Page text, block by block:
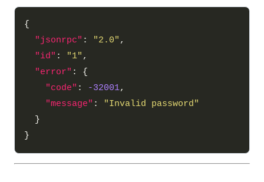
"jsonrpc" : "2.0"
"id" : "1"
"error"
"code" : -32001
"message" :
"Invalid password"